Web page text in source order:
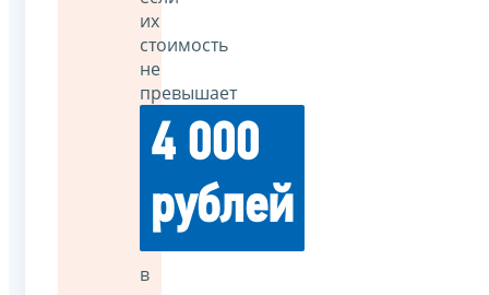
их
стоимость
не
превышает
4 000
рублей
в